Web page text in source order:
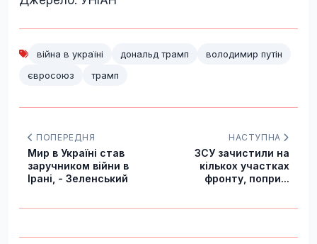
війна в україні дональд трамп
володимир путін
євросоюз
трамп
ПОПЕРЕДНЯ
Мир в Україні став
заручником війни в
Ірані, - Зеленський
НАСТУПНА
ЗСУ зачистили на
кількох участках
фронту, попри...